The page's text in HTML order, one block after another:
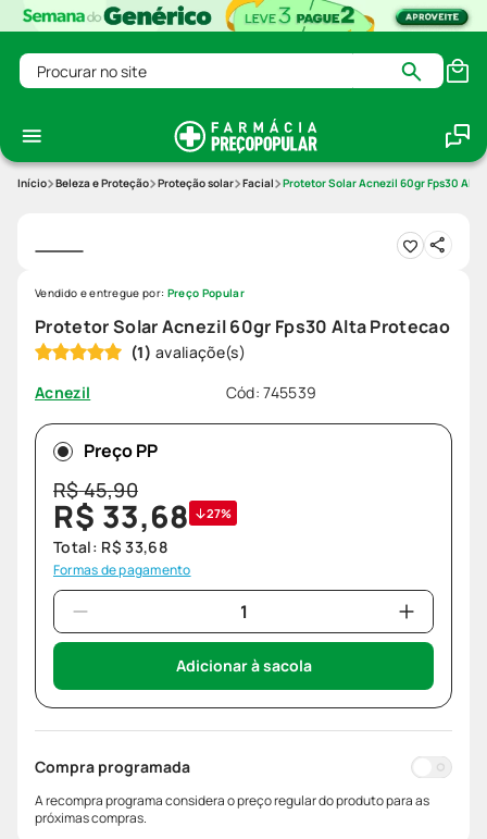
Procurar no site
Beleza e Proteção Proteção solar Facial Protetor Solar Acnezil 60gr Fps30 Alta
Protetor Solar Acnezil 60gr Fps30 Alta Protecao
(1)
Acnezil
Cód:745539
Vendido e entregue por: Preço Popular
Preço PP
R$45,90
R$ 33,68 27%
Total: R$ 33,68
Formas de pagamento
Adicionar à sacola
Compra programada
A recompra programa considera o preço regular do produto para as
próximas compras.